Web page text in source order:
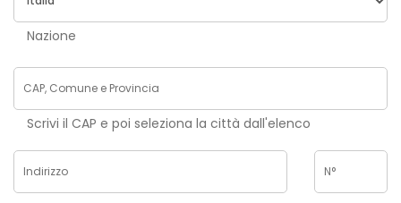
Nazione
Scrivi il CAP e poi seleziona la città dall'elenco